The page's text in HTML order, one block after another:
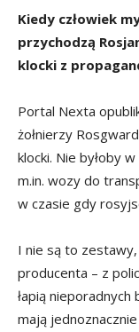
Kiedy człowiek
przychodzą
klocki z
Portal Nexta
żołnierzy
klocki. Nie byłoby
m.in. wozy do
w czasie gdy
I nie są to
producenta – z
łapią
mają